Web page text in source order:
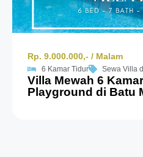
Rp. 9.000.000,- / Malam
6 Kamar Tidur Sewa Villa
Villa Mewah 6
Playground di Batu